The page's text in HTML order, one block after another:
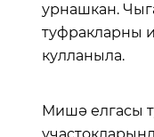
урнашкан.
туфракларны
кулланыла.
Мишә елгасы